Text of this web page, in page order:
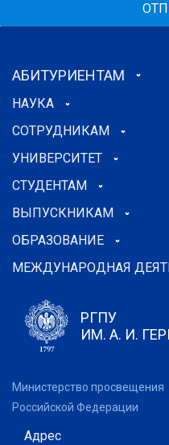
АБИТУРИЕНТАМ
НАУКА
СОТРУДНИКАМ
УНИВЕРСИТЕТ
СТУДЕНТАМ
ВЫПУСКНИКАМ
ОБРАЗОВАНИЕ
МЕЖДУНАРОДНАЯ
РГПУ
ИМ. А. И.
Министерство просвещения
Российской Федерации
Адрес